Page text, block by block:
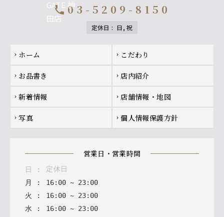
call 03-5209-8150
定休日 : 日, 祝
Footer navigation
chevron_right ホーム chevron_right こだわり
chevron_right お品書き chevron_right 店内紹介
chevron_right 新着情報 chevron_right 店舗情報・地図
chevron_right 写真 chevron_right 個人情報保護方針
営業日・営業時間
日 :
定休日
月
: 16: 00 ~ 23: 00
火
: 16: 00 ~ 23: 00
水 : 16: 00 ~ 23: 00